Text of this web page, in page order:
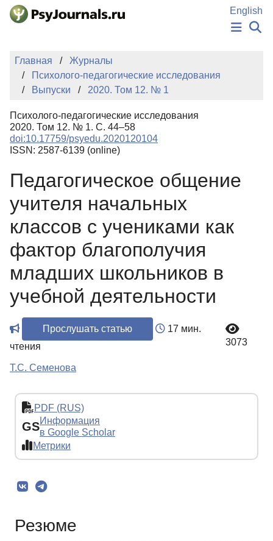
Перейти к основному содержанию
English
НОВОСТИ
АВТОРЫ
КЛЮЧЕВЫЕ СЛОВА
Регистрация
Главная
Журналы
Психолого-педагогические исследования
Выпуски
2020. Том 12. № 1
Психолого-педагогические исследования
2020. Том 12. № 1. С. 44–58
doi:10.17759/psyedu.2020120104
ISSN: 2587-6139 (online)
Педагогическое общение
учителя начальных
классов с учениками как
фактор благополучия
младших школьников в
учебной деятельности
Прослушать статью
17 мин.
чтения
3073
Т.С. Семенова
PDF (RUS)
GSИнформация
в Google Scholar
Метрики
Резюме